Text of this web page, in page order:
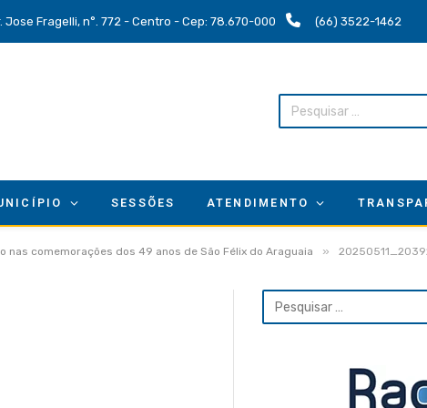
Jose Fragelli, n°. 772 - Centro - Cep: 78.670-000 (66) 3522-1462
SESSÕES ATENDIMENTO
nas comemorações dos 49 anos de São Félix do Araguaia »